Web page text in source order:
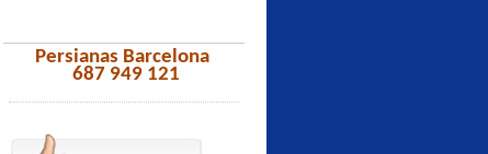
Persianas Barcelona
687 949 121